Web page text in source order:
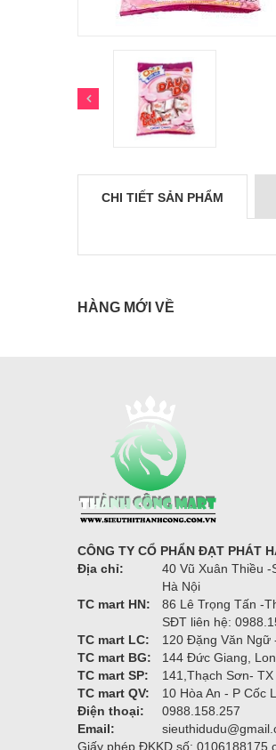
CHI TIẾT SẢN PHẨM
HÀNG MỚI VỀ
CÔNG TY CỔ PHẨN ĐẠT PHÁT
Địa chỉ:
40 Vũ Xuân Thiều
Hà Nội
TC mart HN:
86 Lê Trọng Tấn -
SĐT liên hệ:
TC mart LC:
120 Đặng Văn Ngữ
TC mart BG:
144 Đức Giang,
TC mart SP:
141,Thạch Sơn-
TC mart QV:
10 Hòa An - P Cốc
Điện thoại:
0988.158.257
Email:
Giấy phép ĐKKD số: 0106188175